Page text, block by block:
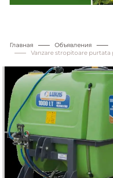
Главная Объявления